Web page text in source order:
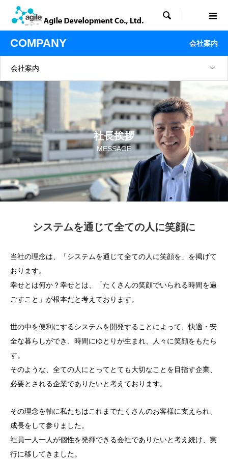

COMPANY 会社案内
会社案内
社長挨拶
MESSAGE
システムを通じて全ての人に笑顔に
当社の理念は、「システムを通じて全ての人に笑顔を」を掲げて
おります。
幸せとは何か？幸せとは、「たくさんの笑顔でいられる時間を過
ごすこと」が根本だと考えております。
世の中を便利にするシステムを開発することによって、快適・安
全な暮らしができ、時間にゆとりが生まれ、人々に笑顔をもたら
す。
そのような、全ての人にとってとても大切なことを目指す企業、
必要とされる企業でありたいと考えております。
その理念を軸に私たちはこれまでたくさんのお客様に支えられ、
成長をして参りました。
社員一人一人が個性を発揮できる会社でありたいと考え続け、実
行に移してきました。